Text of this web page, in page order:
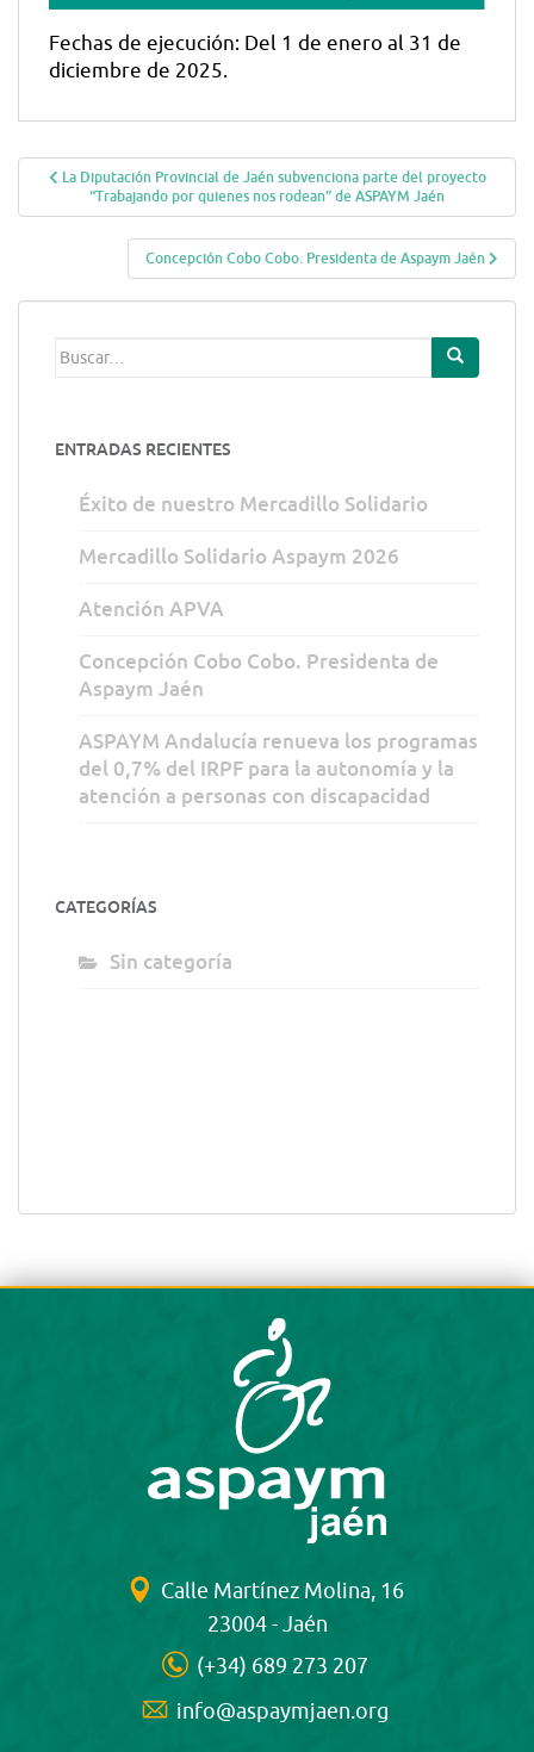
Fechas de ejecución: Del 1 de enero al 31 de
diciembre de 2025.
Navegación de entradas
La Diputación Provincial de Jaén subvenciona parte del proyecto
“Trabajando por quienes nos rodean” de ASPAYM Jaén
Concepción Cobo Cobo. Presidenta de Aspaym Jaén
Buscar:
ENTRADAS RECIENTES
Éxito de nuestro Mercadillo Solidario
Mercadillo Solidario Aspaym 2026
Atención APVA
Concepción Cobo Cobo. Presidenta de
Aspaym Jaén
ASPAYM Andalucía renueva los programas
del 0,7% del IRPF para la autonomía y la
atención a personas con discapacidad
CATEGORÍAS
Sin categoría
Calle Martínez Molina, 16
23004 - Jaén
(+34) 689 273 207
info@aspaymjaen.org